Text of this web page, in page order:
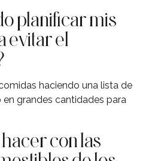
planificar mis
evitar el
haciendo una lista de
grandes cantidades para
con las